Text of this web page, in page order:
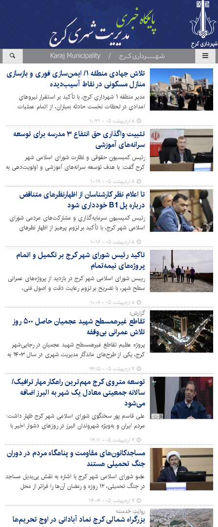
تلاش جهادی منطقه ۱/ ایمن‌سازی فوری و بازسازی
منازل مسکونی در نقاط آسیب‌دیده
مدیر منطقه ۱ شهرداری کرج، با تأکید بر استقرار نیروهای
امدادی در لحظات نخست حادثه بمباران، از اتمام عملیات
ایمن‌سازی و آغاز روند بازسازی و نوسازی واحدهای مسکونی
آسیب‌دیده با مشارکت گروه‌های جهادی خبر داد.
۸ اردیبهشت ۰۵ - ۱۰:۳۱
تثبیت واگذاری حق انتفاع ۳ مدرسه برای توسعه
سرانه‌های آموزشی
رئیس کمیسیون حقوقی و نظارت شورای اسلامی شهر
کرج گفت: با هدف توسعه سرانه‌های آموزشی و اولویت‌دهی به
مناطق کم‌برخوردار، تثبیت واگذاری حق انتفاع سه مدرسه در
منطقه اسلام‌آباد تصویب شد.
۸ اردیبهشت ۰۵ - ۱۰:۱۹
تا اعلام نظر کارشناسان از اظهارنظرهای متناقض
درباره پل B1 خودداری شود
رئیس کمیسیون سرمایه‌گذاری و مشارکت‌های مردمی شورای
اسلامی شهر کرج، با تأکید بر لزوم پرهیز از اظهار نظرهای
کمیسیون عمران و حمل‌ونقل شورا مقرر شد مشاور و طراح
پروژه، جزئیات روش ارزیابی، نتایج به‌دست‌آمده و زمان‌بندی
دقیق اجرای عملیات تکمیل و ترمیم پل ارائه شود.
۸ اردیبهشت ۰۵ - ۱۰:۱۶
تاکید رئیس شورای شهر کرج بر تکمیل و اتمام
پروژه‌های نیمه‌تمام
رییس شورای اسلامی شهر کرج در بازدید از پروژه‌های عمرانی
سطح شهر، با تصریح بر لزوم رعایت دقت و اصول فنی،
زمانبندی و اتمام سریع‌تر پروژه‌ها تاکید کرد.
۸ اردیبهشت ۰۵ - ۱۰:۰۶
گزارش؛
تقاطع غیرهمسطح شهید عجمیان حاصل ۵۰۰ روز
تلاش عمرانی بی‌وقفه
پروژه عظیم تقاطع غیرهمسطح شهید عجمیان در رجایی‌شهر
کرج، یکی از طرح‌های ماندگار مدیریت شهری در سال ۱۴۰۳ به
تومان و مشارکت مستمر شورای اسلامی شهر و مجموعه
عمرانی شهرداری کرج، تنها در مدت ۵۰۰ روز به بهره‌برداری رسید
و اکنون به عنوان یکی از نقاط تحول در بافت ترافیکی غرب
کرج شناخته می‌شود.
۷ اردیبهشت ۰۵ - ۱۴:۱۵
توسعه متروی کرج مهم‌ترین راهکار مهار ترافیک/
سالانه جمعیتی معادل یک شهر به البرز اضافه
می‌شود
علی قاسم پور سخنگوی شورای اسلامی شهر کرج ظهار داشت:
مردم ایران و به‌ویژه شهروندان البرز در روزهای دشوار اخیر با
زمان‌شناسی، تبعیت از ولایت و حضور در صحنه، بار دیگر از
حریم جمهوری اسلامی دفاع کردند.
۷ اردیبهشت ۰۵ - ۱۴:۱۱
مساجدکانون‌های مقاومت و پناهگاه مردم در دوران
جنگ تحمیلی هستند
عضو شورای اسلامی شهر کرج با اشاره به نقش بی‌بدیل مساجد
در جنگ تحمیلی، ۱۲ روزه و رمضان آن‌ها را فراتر از محل
عبادت دانست و گفت: این مکان‌ها در عمل به پایگاه‌های
اصلی بسیج نیرو، توزیع کمک‌های امدادی و حفظ روحیه
مردم در سخت‌ترین شرایط تبدیل شود.
۷ اردیبهشت ۰۵ - ۱۴:۰۴
روایتِ خدمت؛
بزرگراه شمالی کرج نماد آبادانی در اوج تحریم‌ها